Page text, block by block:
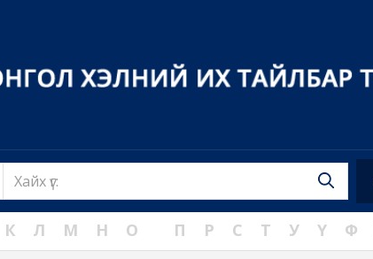
Dropdown
К Л М Н О П Р С Т У Ү Ф